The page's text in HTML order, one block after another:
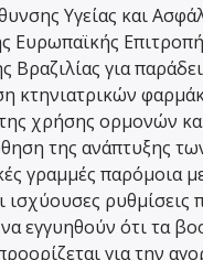
Υγείας και
Ευρωπαϊκής
Βραζιλίας για
κτηνιατρικών
χρήσης ορμονών
της ανάπτυξης
γραμμές παρόμοια
ισχύουσες ρυθμίσεις
εγγυηθούν ότι τα
για την